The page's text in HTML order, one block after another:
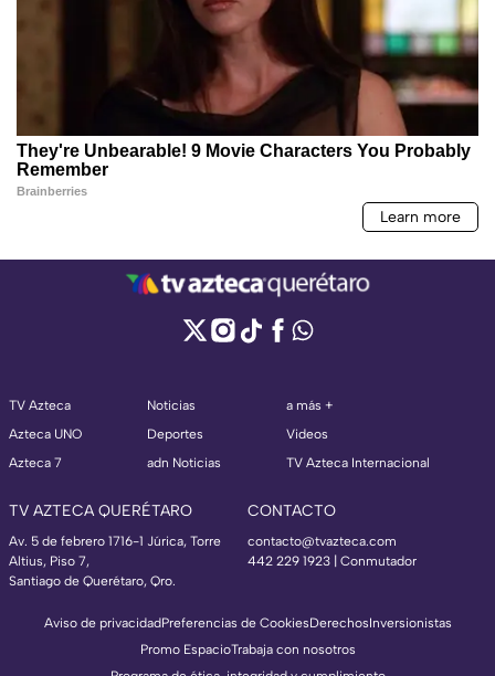
TV Azteca
Azteca UNO
Azteca 7
Noticias
Deportes
adn Noticias
a más +
Videos
TV Azteca Internacional
TV AZTECA QUERÉTARO
Av. 5 de febrero 1716-1 Júrica, Torre
Altius, Piso 7,
Santiago de Querétaro, Qro.
CONTACTO
contacto@tvazteca.com
442 229 1923 | Conmutador
Aviso de privacidadPreferencias de CookiesDerechosInversionistas
Promo EspacioTrabaja con nosotros